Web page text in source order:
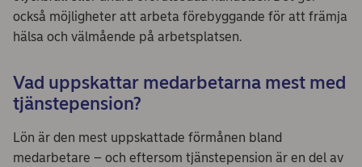
också möjligheter att arbeta förebyggande för att främja
hälsa och välmående på arbetsplatsen.
Vad uppskattar medarbetarna mest med
tjänstepension?
Lön är den mest uppskattade förmånen bland
medarbetare – och eftersom tjänstepension är en del av